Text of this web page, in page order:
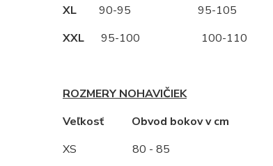
XL90-95 95-105
XXL95-100 100-110
ROZMERY NOHAVIČIEK
Veľkosť Obvod bokov v cm
XS
80 - 85